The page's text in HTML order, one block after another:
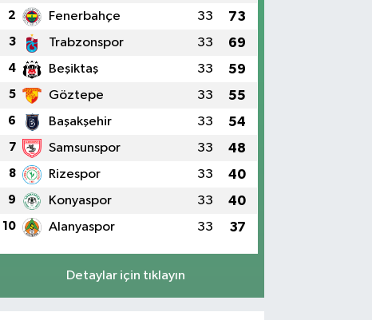
2 Fenerbahçe 33 73
3 Trabzonspor 33 69
4 Beşiktaş 33 59
5 Göztepe 33 55
6 Başakşehir 33 54
7 Samsunspor 33 48
8 Rizespor 33 40
9 Konyaspor 33 40
10 Alanyaspor 33 37
Detaylar için tıklayın